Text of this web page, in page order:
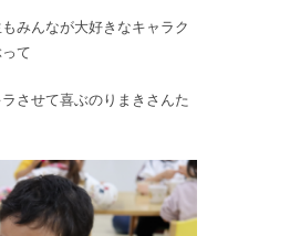
みんなが大好きなキャラク
て
させて喜ぶのりまきさんた